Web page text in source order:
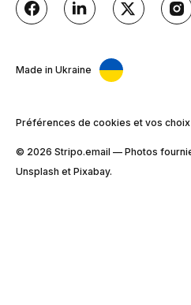
Made in Ukraine
Préférences de cookies et vos
© 2026 Stripо.email — Photos
Unsplash et Pixabay.